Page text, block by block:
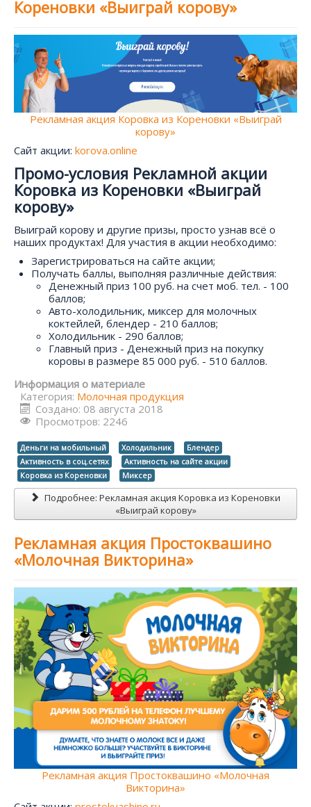
Кореновки «Выиграй корову»
Рекламная акция Коровка из Кореновки «Выиграй
корову»
Сайт акции: korova.online
Промо-условия Рекламной акции
Коровка из Кореновки «Выиграй
корову»
Выиграй корову и другие призы, просто узнав всё о
наших продуктах! Для участия в акции необходимо:
Зарегистрироваться на сайте акции;
Получать баллы, выполняя различные действия:
Денежный приз 100 руб. на счет моб. тел. - 100
баллов;
Авто-холодильник, миксер для молочных
коктейлей, блендер - 210 баллов;
Холодильник - 290 баллов;
Главный приз - Денежный приз на покупку
коровы в размере 85 000 руб. - 510 баллов.
Информация о материале
Категория: Молочная продукция
Создано: 08 августа 2018
Просмотров: 2246
Деньги на мобильный Холодильник
Блендер
Активность в соц.сетях
Активность на сайте акции
Коровка из Кореновки
Миксер
Подробнее: Рекламная акция Коровка из Кореновки
«Выиграй корову»
Рекламная акция Простоквашино
«Молочная Викторина»
Рекламная акция Простоквашино «Молочная
Викторина»